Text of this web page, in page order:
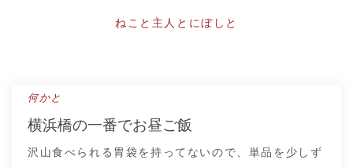
ねこと主人とにぼしと
何かと
横浜橋の一番でお昼ご飯
沢山食べられる胃袋を持ってないので、単品を少しず